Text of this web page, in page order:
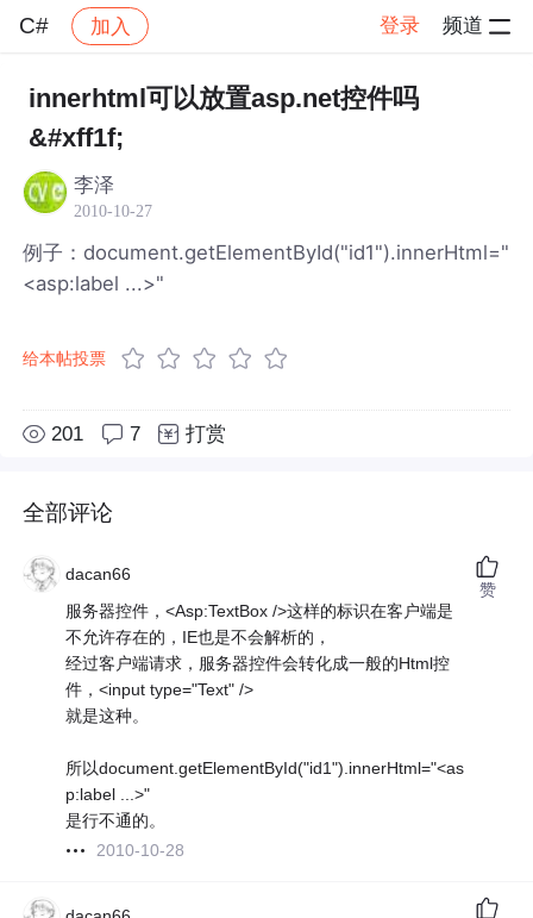
C# 加入 登录 频道
社区 C# 帖子详情
innerhtml可以放置asp.net控件吗
&#xff1f;
李泽
2010-10-27
例子：document.getElementById("id1").innerHtml="
<asp:label ...>"
给本帖投票
201 7 打赏
全部评论
dacan66
服务器控件，<Asp:TextBox />这样的标识在客户端是
不允许存在的，IE也是不会解析的，
经过客户端请求，服务器控件会转化成一般的Html控
件，<input type="Text" />
就是这种。
所以document.getElementById("id1").innerHtml="<as
p:label ...>"
是行不通的。
2010-10-28
赞